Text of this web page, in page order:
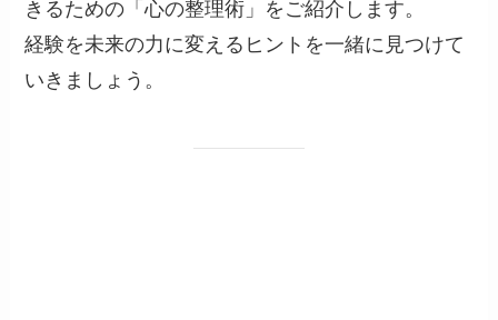
きるための「心の整理術」をご紹介します。
経験を未来の力に変えるヒントを一緒に見つけて
いきましょう。